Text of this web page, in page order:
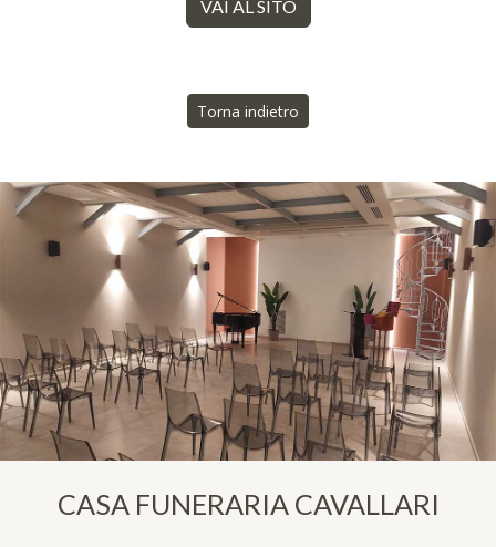
VAI AL SITO
Torna indietro
CASA FUNERARIA CAVALLARI